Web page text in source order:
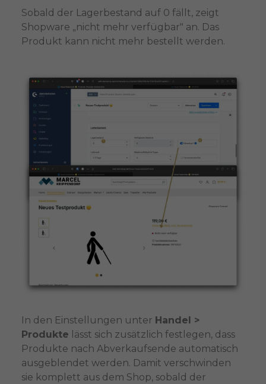
Sobald der Lagerbestand auf 0 fällt, zeigt
Shopware „nicht mehr verfügbar" an. Das
Produkt kann nicht mehr bestellt werden.
In den Einstellungen unter Handel >
Produkte lässt sich zusätzlich festlegen, dass
Produkte nach Abverkaufsende automatisch
ausgeblendet werden. Damit verschwinden
sie komplett aus dem Shop, sobald der